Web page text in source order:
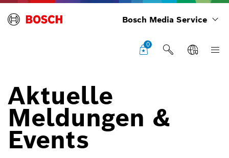
Bosch Media Service
0
Aktuelle
Meldungen &
Events